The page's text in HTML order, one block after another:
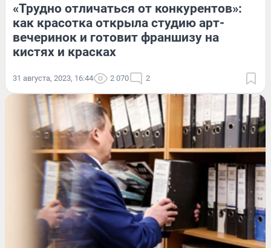
«Трудно отличаться от конкурентов»:
как красотка открыла студию арт-
вечеринок и готовит франшизу на
кистях и красках
31 августа, 2023, 16:44 2 070 2